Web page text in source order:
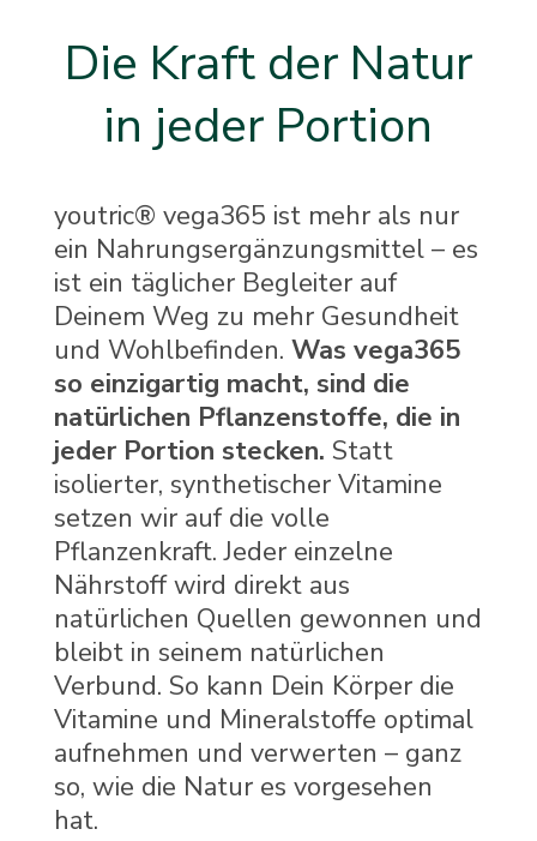
Die Kraft der Natur
in jeder Portion
youtric® vega365 ist mehr als nur
ein Nahrungsergänzungsmittel – es
ist ein täglicher Begleiter auf
Deinem Weg zu mehr Gesundheit
und Wohlbefinden. Was vega365
so einzigartig macht, sind die
natürlichen Pflanzenstoffe, die in
jeder Portion stecken. Statt
isolierter, synthetischer Vitamine
setzen wir auf die volle
Pflanzenkraft. Jeder einzelne
Nährstoff wird direkt aus
natürlichen Quellen gewonnen und
bleibt in seinem natürlichen
Verbund. So kann Dein Körper die
Vitamine und Mineralstoffe optimal
aufnehmen und verwerten – ganz
so, wie die Natur es vorgesehen
hat.